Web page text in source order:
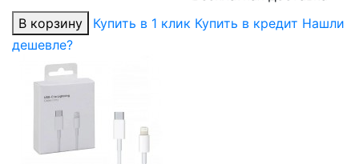
В корзину
Купить в 1 клик Купить в кредит Нашли
дешевле?